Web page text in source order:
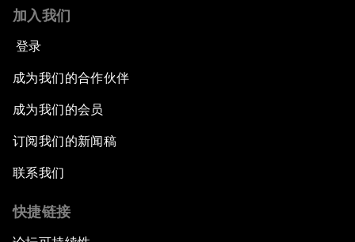
加入我们
登录
成为我们的合作伙伴
成为我们的会员
订阅我们的新闻稿
联系我们
快捷链接